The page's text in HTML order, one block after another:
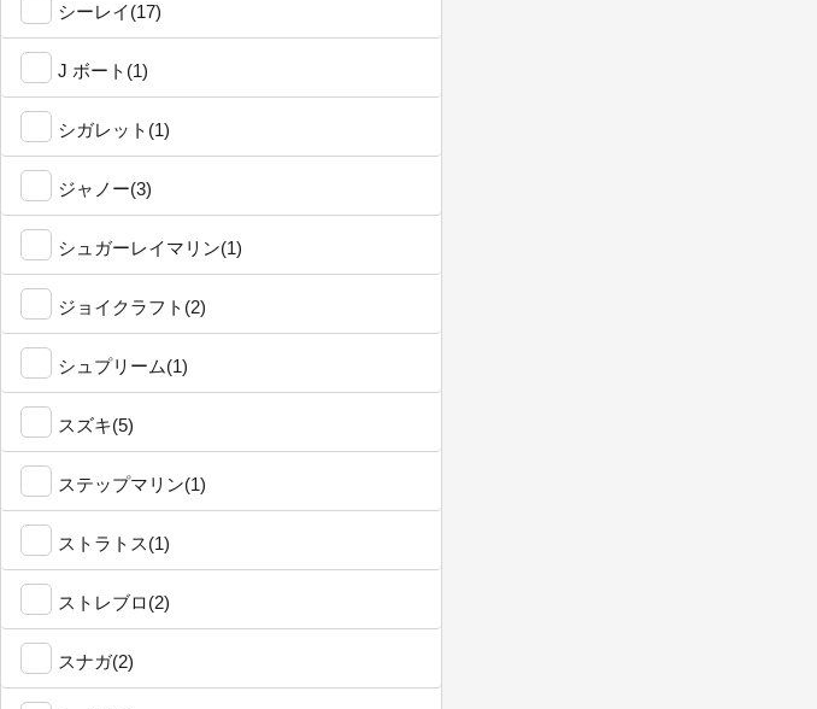
シーレイ(17)
J ボート(1)
シガレット(1)
ジャノー(3)
シュガーレイマリン(1)
ジョイクラフト(2)
シュプリーム(1)
スズキ(5)
ステップマリン(1)
ストラトス(1)
ストレブロ(2)
スナガ(2)